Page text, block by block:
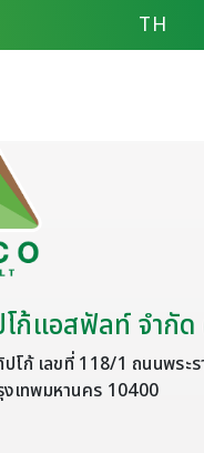
TH
ก้แอสฟัลท์ จำกัด
โก้ เลขที่ 118/1 ถนนพระ
เทพมหานคร 10400